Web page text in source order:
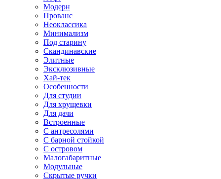
Модерн
Прованс
Неоклассика
Минимализм
Под старину
Скандинавские
Элитные
Эксклюзивные
Хай-тек
Особенности
Для студии
Для хрущевки
Для дачи
Встроенные
С антресолями
С барной стойкой
С островом
Малогабаритные
Модульные
Скрытые ручки